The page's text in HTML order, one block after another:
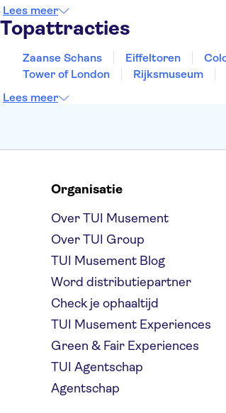
Lees meer
Topattracties
Zaanse Schans Eiffeltoren
Tower of London
Rijksmuseum
Lees meer
Organisatie
Over TUI Musement
Over TUI Group
TUI Musement Blog
Word distributiepartner
Check je ophaaltijd
TUI Musement Experiences
Green & Fair Experiences
TUI Agentschap
Agentschap